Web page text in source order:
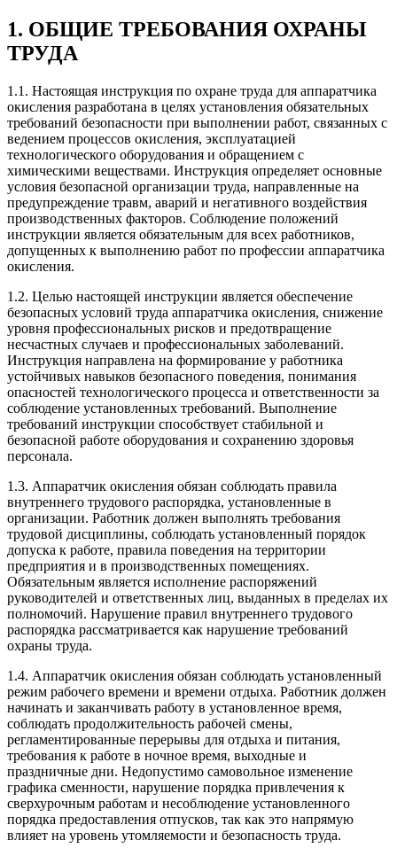
1. ОБЩИЕ ТРЕБОВАНИЯ ОХРАНЫ
ТРУДА
1.1. Настоящая инструкция по охране труда для аппаратчика
окисления разработана в целях установления обязательных
требований безопасности при выполнении работ, связанных с
ведением процессов окисления, эксплуатацией
технологического оборудования и обращением с
химическими веществами. Инструкция определяет основные
условия безопасной организации труда, направленные на
предупреждение травм, аварий и негативного воздействия
производственных факторов. Соблюдение положений
инструкции является обязательным для всех работников,
допущенных к выполнению работ по профессии аппаратчика
окисления.
1.2. Целью настоящей инструкции является обеспечение
безопасных условий труда аппаратчика окисления, снижение
уровня профессиональных рисков и предотвращение
несчастных случаев и профессиональных заболеваний.
Инструкция направлена на формирование у работника
устойчивых навыков безопасного поведения, понимания
опасностей технологического процесса и ответственности за
соблюдение установленных требований. Выполнение
требований инструкции способствует стабильной и
безопасной работе оборудования и сохранению здоровья
персонала.
1.3. Аппаратчик окисления обязан соблюдать правила
внутреннего трудового распорядка, установленные в
организации. Работник должен выполнять требования
трудовой дисциплины, соблюдать установленный порядок
допуска к работе, правила поведения на территории
предприятия и в производственных помещениях.
Обязательным является исполнение распоряжений
руководителей и ответственных лиц, выданных в пределах их
полномочий. Нарушение правил внутреннего трудового
распорядка рассматривается как нарушение требований
охраны труда.
1.4. Аппаратчик окисления обязан соблюдать установленный
режим рабочего времени и времени отдыха. Работник должен
начинать и заканчивать работу в установленное время,
соблюдать продолжительность рабочей смены,
регламентированные перерывы для отдыха и питания,
требования к работе в ночное время, выходные и
праздничные дни. Недопустимо самовольное изменение
графика сменности, нарушение порядка привлечения к
сверхурочным работам и несоблюдение установленного
порядка предоставления отпусков, так как это напрямую
влияет на уровень утомляемости и безопасность труда.